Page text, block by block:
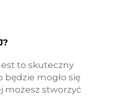
to skuteczny
mogło się
możesz stworzyć